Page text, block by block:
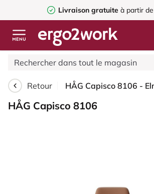
Livraison gratuite à partir
Retour
HÅG Capisco 8106